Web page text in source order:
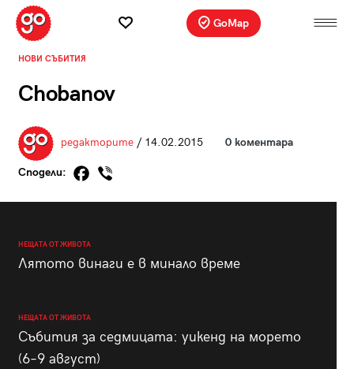
GoMap
НОВИ СЪБИТИЯ
Chobanov
редакторите/ 14.02.2015 0 коментара
Сподели:
НЕЩАТА ОТ ЖИВОТА
Лятото винаги е в минало време
НЕЩАТА ОТ ЖИВОТА
Събития за седмицата: уикенд на морето
(6–9 август)